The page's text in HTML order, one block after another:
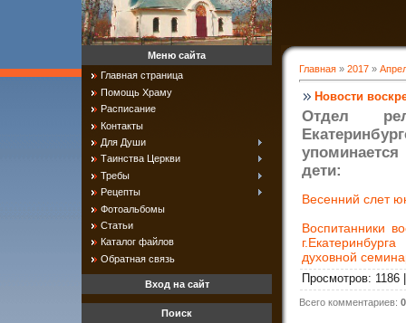
Главная » 2017 »
Новости
Отдел
дети:
Весенний слет
Воспитанники
духовной
Просмотров: 1186
Всего комментариев: 0
Меню сайта
Главная страница
Помощь Храму
Расписание
Контакты
Для Души
Таинства Церкви
Требы
Рецепты
Фотоальбомы
Статьи
Каталог файлов
Обратная связь
Вход на сайт
Поиск